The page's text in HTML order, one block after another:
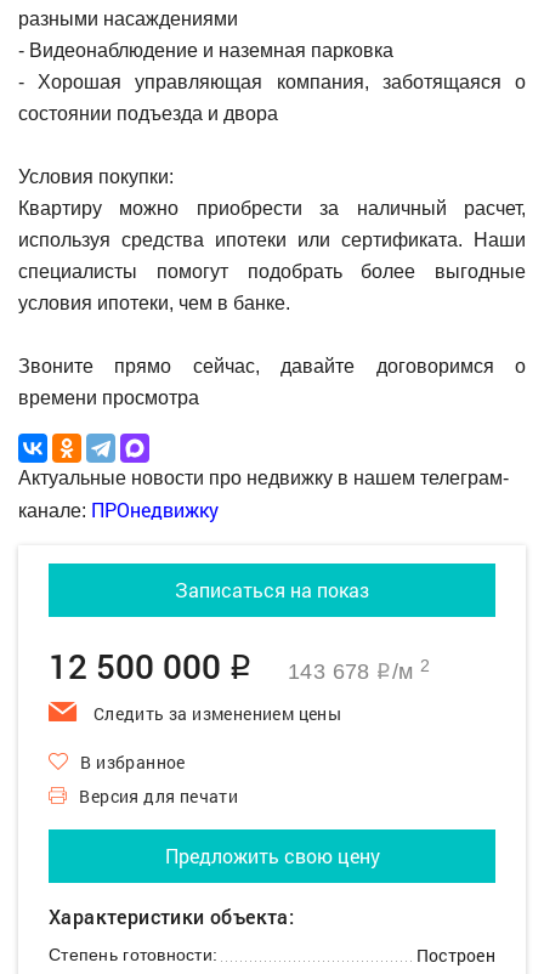
разными насаждениями
- Видеонаблюдение и наземная парковка
- Хорошая управляющая компания, заботящаяся о
состоянии подъезда и двора
Условия покупки:
Квартиру можно приобрести за наличный расчет,
используя средства ипотеки или сертификата. Наши
специалисты помогут подобрать более выгодные
условия ипотеки, чем в банке.
Звоните прямо сейчас, давайте договоримся о
времени просмотра
Актуальные новости про недвижку в нашем телеграм-
канале: ПРОнедвижку
Записаться на показ
12 500 000 q 143 678 q/м 2
Следить за изменением цены
В избранное
Версия для печати
Предложить свою цену
Характеристики объекта:
Степень готовности: Построен